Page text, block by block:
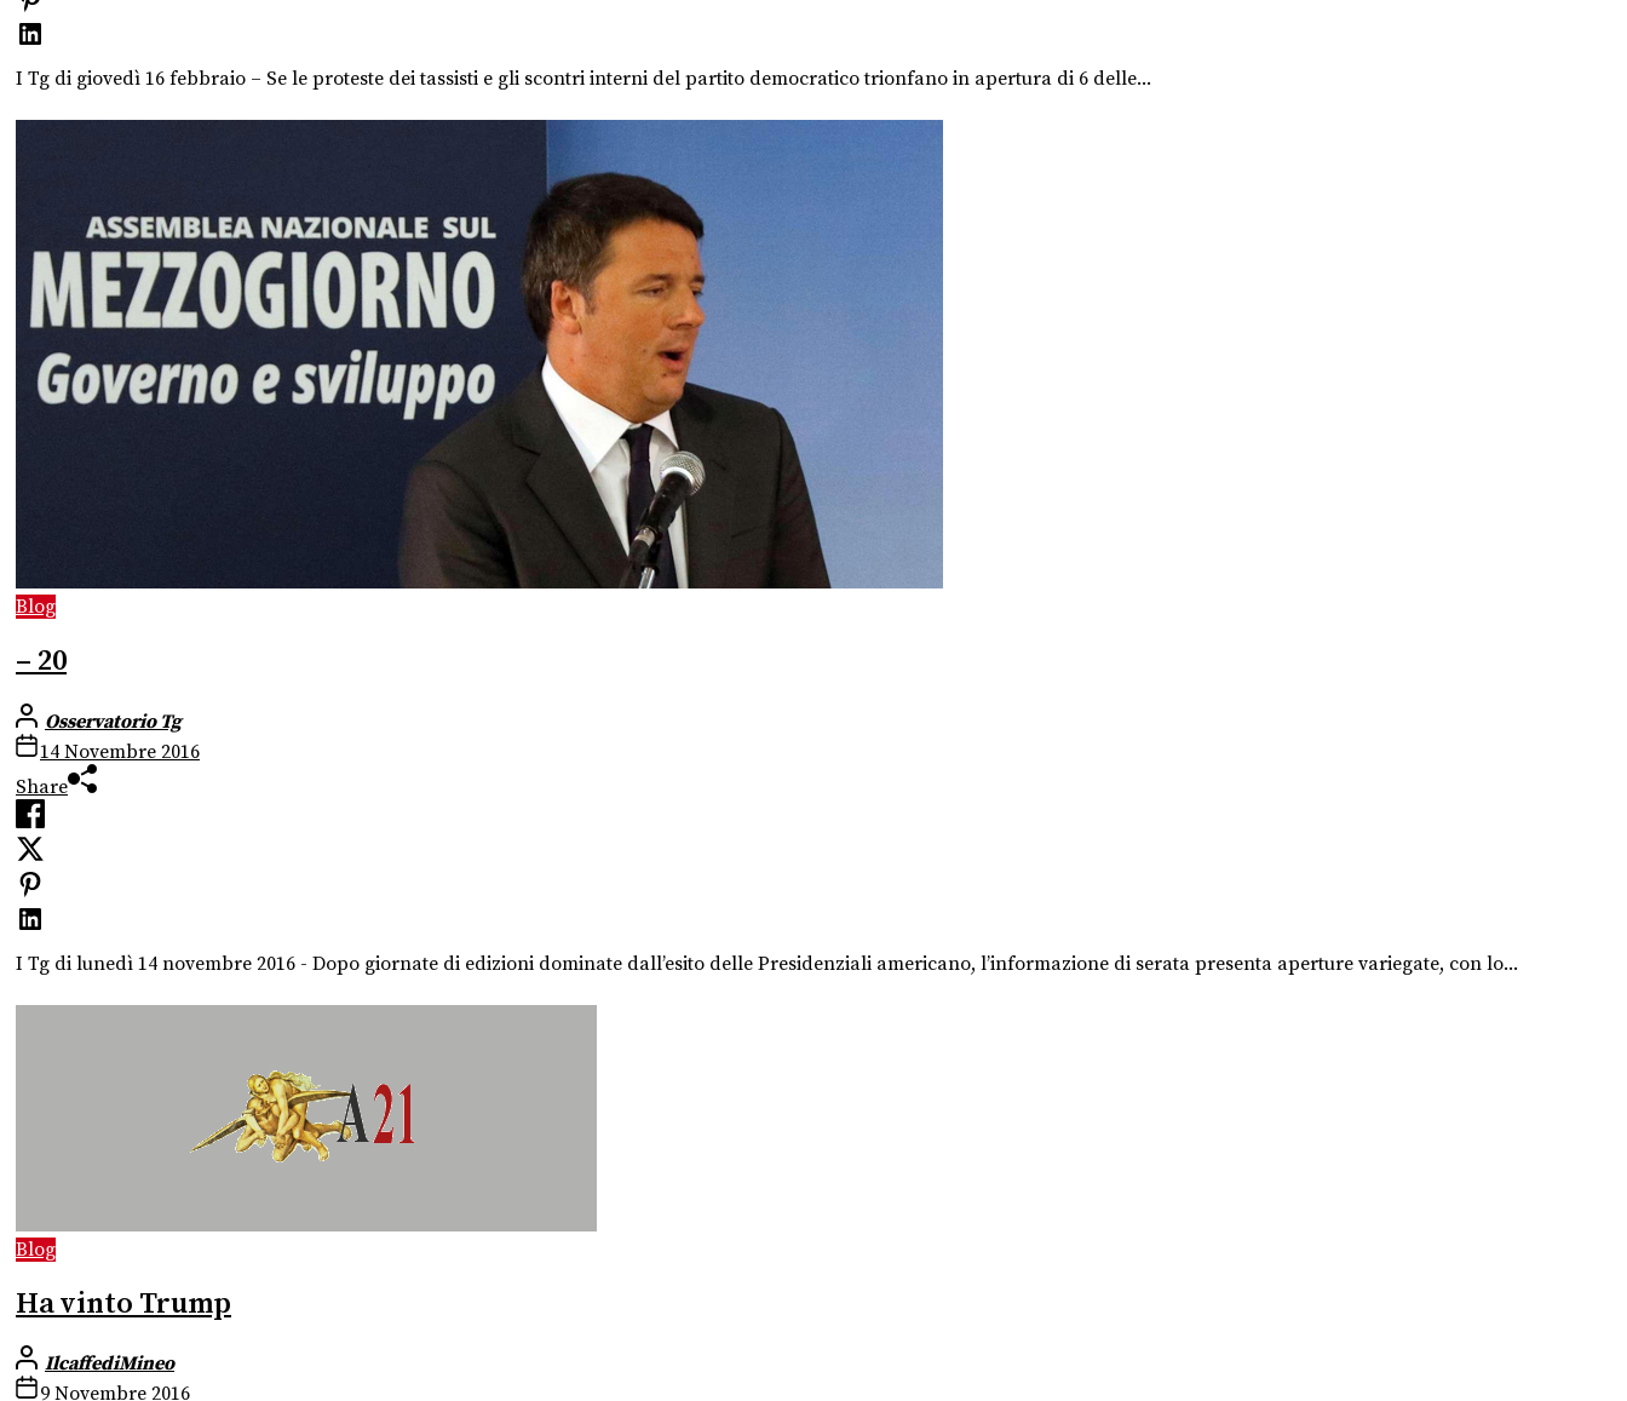
I Tg di giovedì 16 febbraio – Se le proteste dei tassisti e gli scontri interni del partito democratico trionfano in apertura di 6 delle...
Blog
– 20
Osservatorio Tg
14 Novembre 2016
Share
I Tg di lunedì 14 novembre 2016 - Dopo giornate di edizioni dominate dall’esito delle Presidenziali americano, l’informazione di serata presenta aperture variegate, con lo...
Blog
Ha vinto Trump
IlcaffediMineo
9 Novembre 2016